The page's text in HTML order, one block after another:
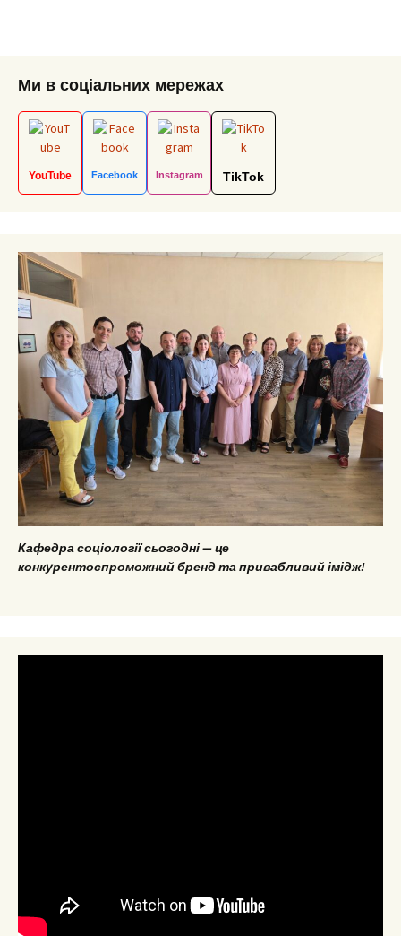
Ми в соціальних мережах
YouTube Facebook Instagram TikTok
Кафедра соціології сьогодні — це
конкурентоспроможний бренд та привабливий імідж!